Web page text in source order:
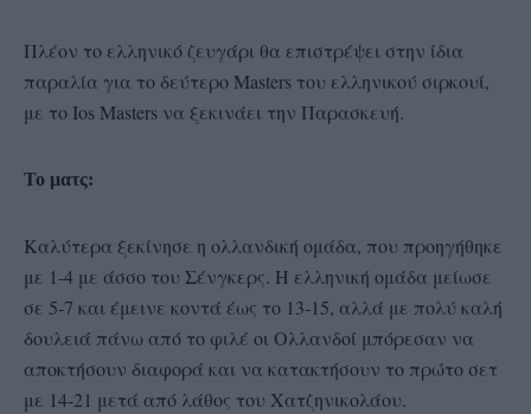
Πλέον το ελληνικό ζευγάρι θα επιστρέψει στην ίδια
παραλία για το δεύτερο Masters του ελληνικού σιρκουί,
με το Ios Masters να ξεκινάει την Παρασκευή.
Το ματς:
Καλύτερα ξεκίνησε η ολλανδική ομάδα, που προηγήθηκε
με 1-4 με άσσο του Σένγκερς. Η ελληνική ομάδα μείωσε
σε 5-7 και έμεινε κοντά έως το 13-15, αλλά με πολύ καλή
δουλειά πάνω από το φιλέ οι Ολλανδοί μπόρεσαν να
αποκτήσουν διαφορά και να κατακτήσουν το πρώτο σετ
με 14-21 μετά από λάθος του Χατζηνικολάου.